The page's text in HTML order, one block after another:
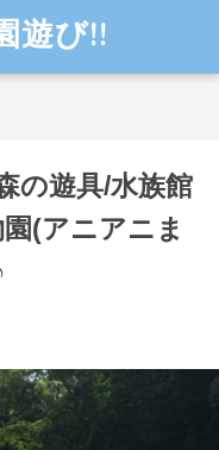
遊び!!
の遊具/水族館
(アニアニま